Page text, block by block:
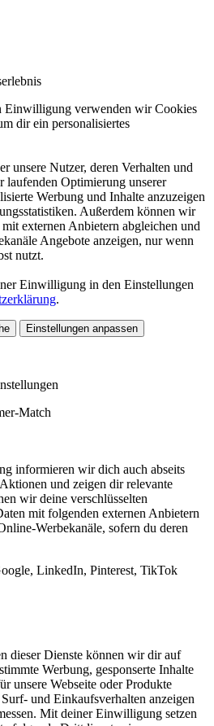
Einwilligung verwenden wir Cookies
dir ein personalisiertes
unsere Nutzer, deren Verhalten und
laufenden Optimierung unserer
Werbung und Inhalte anzuzeigen
Außerdem können wir
externen Anbietern abgleichen und
Angebote anzeigen, nur wenn
nutzt.
Einwilligung in den Einstellungen
.
Einstellungen anpassen
Match
informieren wir dich auch abseits
und zeigen dir relevante
wir deine verschlüsselten
mit folgenden externen Anbietern
Werbekanäle, sofern du deren
LinkedIn, Pinterest, TikTok
dieser Dienste können wir dir auf
Werbung, gesponserte Inhalte
unsere Webseite oder Produkte
und Einkaufsverhalten anzeigen
Mit deiner Einwilligung setzen